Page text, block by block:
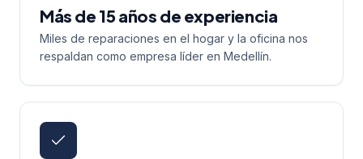
Más de 15 años de experiencia
Miles de reparaciones en el hogar y la oficina nos
respaldan como empresa líder en Medellín.